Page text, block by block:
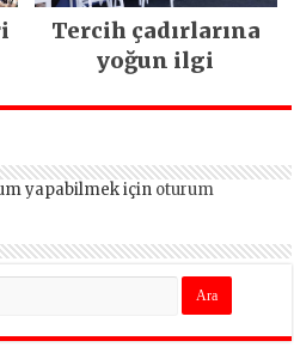
Tercih çadırlarına
yoğun ilgi
yapabilmek için oturum